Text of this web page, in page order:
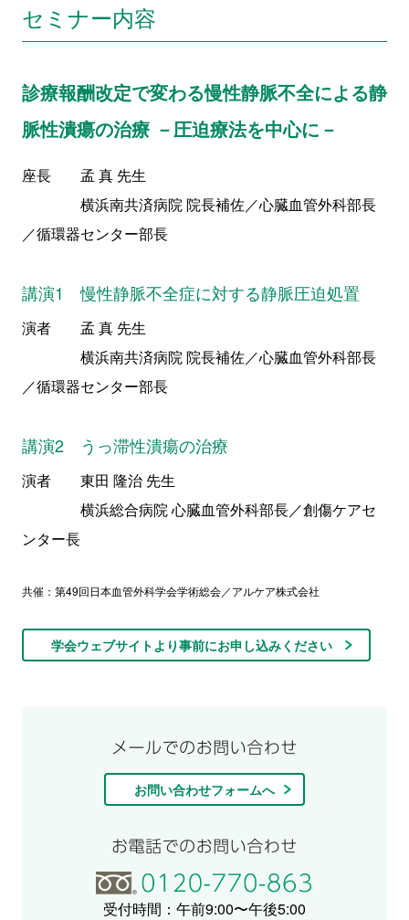
セミナー内容
診療報酬改定で変わる慢性静脈不全による静
脈性潰瘍の治療 －圧迫療法を中心に－
座長 孟 真 先生
横浜南共済病院 院長補佐／心臓血管外科部長
／循環器センター部長
講演1 慢性静脈不全症に対する静脈圧迫処置
演者 孟 真 先生
横浜南共済病院 院長補佐／心臓血管外科部長
／循環器センター部長
講演2 うっ滞性潰瘍の治療
演者 東田 隆治 先生
横浜総合病院 心臓血管外科部長／創傷ケアセ
ンター長
共催：第49回日本血管外科学会学術総会／アルケア株式会社
学会ウェブサイトより事前にお申し込みください
お問い合わせフォームへ
受付時間：午前9:00〜午後5:00